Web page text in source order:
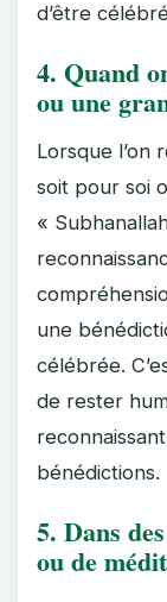
d’être
4. Quand
ou une
Lorsque l’on
soit pour soi
«
une
célébrée.
de rester
bénédictions.
5. Dans
ou de